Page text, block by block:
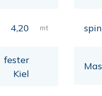
4,20 mt
fester
Kiel